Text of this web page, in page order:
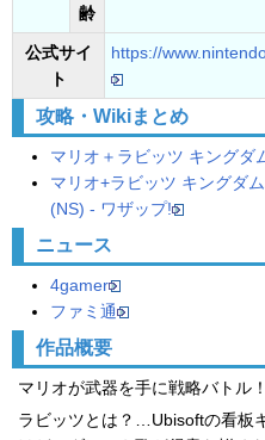
齢
公式サイ
ト
https://
攻略・Wikiまとめ
マリオ＋ラビッツ キングダ
マリオ+ラビッツ キングダ
(NS) - ワザップ!
ニュース
4gamer
ファミ通
作品概要
マリオが武器を手に戦略バトル
ラビッツとは？…Ubisoftの看板